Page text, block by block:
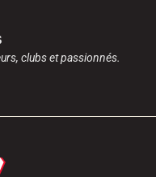
clubs et passionnés.